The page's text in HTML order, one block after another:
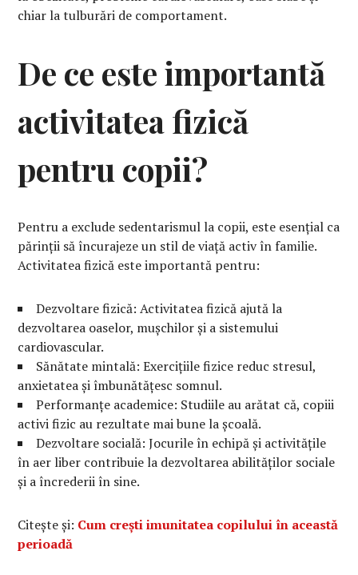
chiar la tulburări de comportament.
De ce este importantă
activitatea fizică
pentru copii?
Pentru a exclude sedentarismul la copii, este esențial ca
părinții să încurajeze un stil de viață activ în familie.
Activitatea fizică este importantă pentru:
Dezvoltare fizică: Activitatea fizică ajută la
dezvoltarea oaselor, mușchilor și a sistemului
cardiovascular.
Sănătate mintală: Exercițiile fizice reduc stresul,
anxietatea și îmbunătățesc somnul.
Performanțe academice: Studiile au arătat că, copiii
activi fizic au rezultate mai bune la școală.
Dezvoltare socială: Jocurile în echipă și activitățile
în aer liber contribuie la dezvoltarea abilităților sociale
și a încrederii în sine.
Citește și: Cum crești imunitatea copilului în această
perioadă